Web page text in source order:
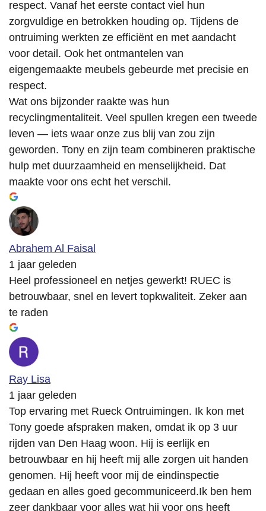
respect. Vanaf het eerste contact viel hun
zorgvuldige en betrokken houding op. Tijdens de
ontruiming werkten ze efficiënt en met aandacht
voor detail. Ook het ontmantelen van
eigengemaakte meubels gebeurde met precisie en
respect.
Wat ons bijzonder raakte was hun
recyclingmentaliteit. Veel spullen kregen een tweede
leven — iets waar onze zus blij van zou zijn
geworden. Tony en zijn team combineren praktische
hulp met duurzaamheid en menselijkheid. Dat
maakte voor ons echt het verschil.
Abrahem Al Faisal
1 jaar geleden
Heel professioneel en netjes gewerkt! RUEC is
betrouwbaar, snel en levert topkwaliteit. Zeker aan
te raden
Ray Lisa
1 jaar geleden
Top ervaring met Rueck Ontruimingen. Ik kon met
Tony goede afspraken maken, omdat ik op 3 uur
rijden van Den Haag woon. Hij is eerlijk en
betrouwbaar en hij heeft mij alle zorgen uit handen
genomen. Hij heeft voor mij de eindinspectie
gedaan en alles goed gecommuniceerd.Ik ben hem
zeer dankbaar voor alles wat hij voor ons heeft